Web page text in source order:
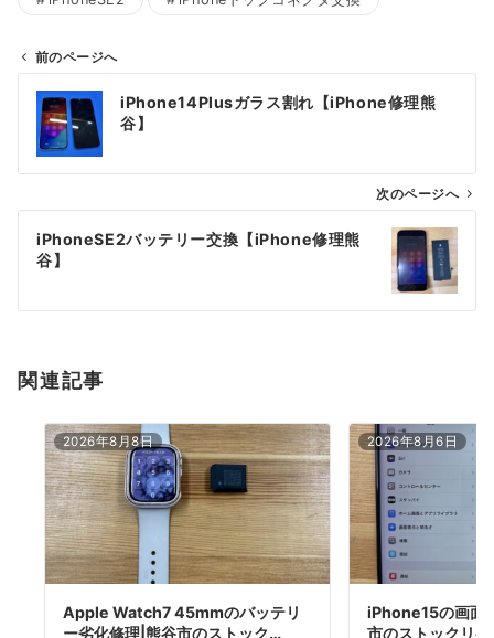
ン
前のページへ
iPhone14Plusガラス割れ【iPhone修理熊
谷】
次のページへ
iPhoneSE2バッテリー交換【iPhone修理熊
谷】
関連記事
2026年8月8日
Apple Watch7 45mmのバッテリ
ー劣化修理|熊谷市のストック…
2026年8月6日
iPhone15の画面
市のストックリペ